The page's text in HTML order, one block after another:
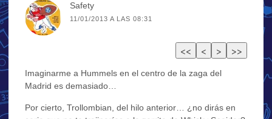
Safety
11/01/2013 A LAS 08:31
Imaginarme a Hummels en el centro de la zaga del
Madrid es demasiado…
Por cierto, Trollombian, del hilo anterior… ¿no dirás en